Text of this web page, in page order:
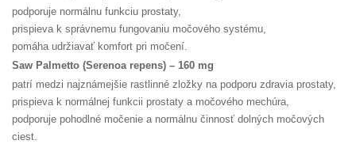
podporuje normálnu funkciu prostaty,
prispieva k správnemu fungovaniu močového systému,
pomáha udržiavať komfort pri močení.
Saw Palmetto (Serenoa repens) – 160 mg
patrí medzi najznámejšie rastlinné zložky na podporu zdravia prostaty,
prispieva k normálnej funkcii prostaty a močového mechúra,
podporuje pohodlné močenie a normálnu činnosť dolných močových
ciest.